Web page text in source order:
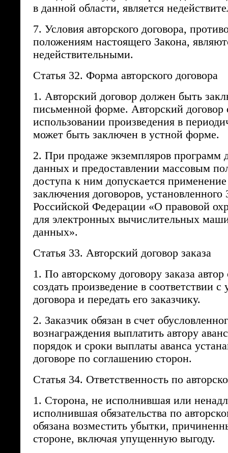
в данной области, является
7. Условия авторского договора,
положениям настоящего Закона,
недействительными.
Статья 32. Форма авторского договора
1. Авторский договор должен быть
письменной форме. Авторский договор
использовании произведения в
может быть заключен в устной форме.
2. При продаже экземпляров
данных и предоставлении массовым
доступа к ним допускается
заключения договоров, установленного
Российской Федерации «О правовой
для электронных вычислительных
данных».
Статья 33. Авторский договор заказа
1. По авторскому договору заказа автор
создать произведение в соответствии с
договора и передать его заказчику.
2. Заказчик обязан в счет
вознаграждения выплатить автору
порядок и сроки выплаты аванса
договоре по соглашению сторон.
Статья 34. Ответственность по
1. Сторона, не исполнившая или
исполнившая обязательства по
обязана возместить убытки,
стороне, включая упущенную выгоду.